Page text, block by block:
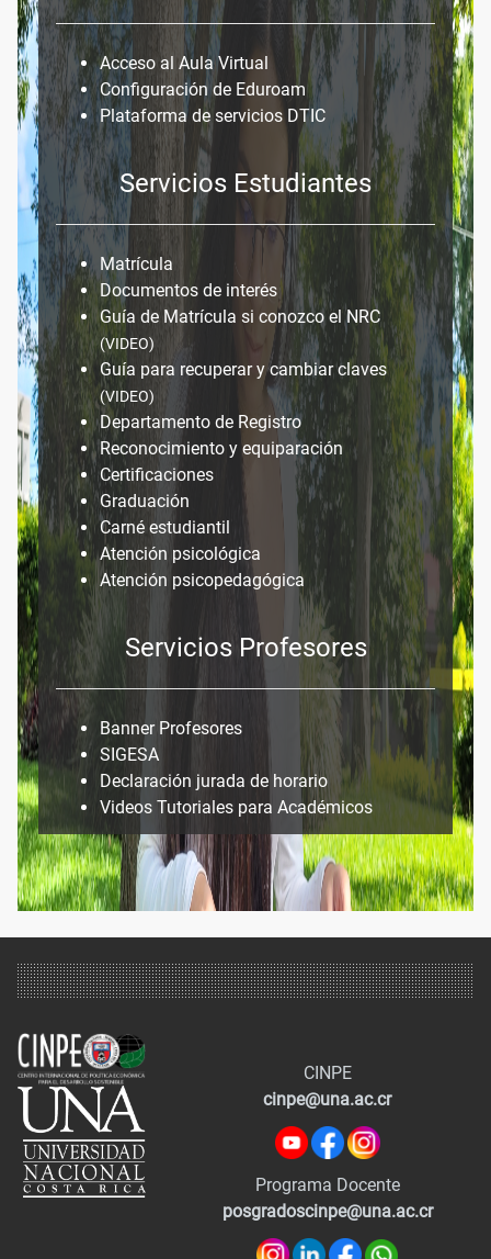
Acceso al Aula Virtual
Configuración de Eduroam
Plataforma de servicios DTIC
Servicios Estudiantes
Matrícula
Documentos de interés
Guía de Matrícula si conozco el NRC
(VIDEO)
Guía para recuperar y cambiar claves
(VIDEO)
Departamento de Registro
Reconocimiento y equiparación
Certificaciones
Graduación
Carné estudiantil
Atención psicológica
Atención psicopedagógica
Servicios Profesores
Banner Profesores
SIGESA
Declaración jurada de horario
Videos Tutoriales para Académicos
CINPE
cinpe@una.ac.cr
Programa Docente
posgradoscinpe@una.ac.cr